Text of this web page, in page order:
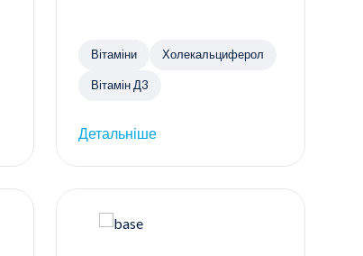
Вітаміни Холекальциферол
Вітамін Д3
Детальніше